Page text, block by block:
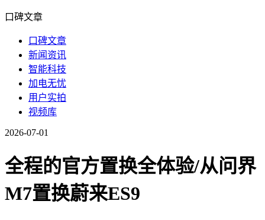
口碑文章
口碑文章
新闻资讯
智能科技
加电无忧
用户实拍
视频库
2026-07-01
全程的官方置换全体验/从问界
M7置换蔚来ES9